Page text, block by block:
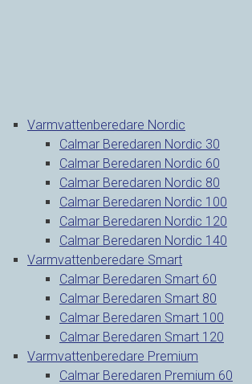
Varmvattenberedare Nordic
Calmar Beredaren Nordic 30
Calmar Beredaren Nordic 60
Calmar Beredaren Nordic 80
Calmar Beredaren Nordic 100
Calmar Beredaren Nordic 120
Calmar Beredaren Nordic 140
Varmvattenberedare Smart
Calmar Beredaren Smart 60
Calmar Beredaren Smart 80
Calmar Beredaren Smart 100
Calmar Beredaren Smart 120
Varmvattenberedare Premium
Calmar Beredaren Premium 60